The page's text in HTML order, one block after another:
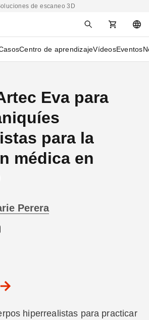
de escaneo 3D
Centro de aprendizajeVídeosEventos
Eva para
para la
médica en
Perera
hiperrealistas para practicar